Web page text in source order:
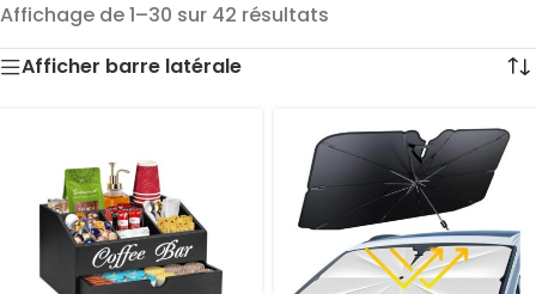
Affichage de 1–30 sur 42 résultats
Afficher barre latérale